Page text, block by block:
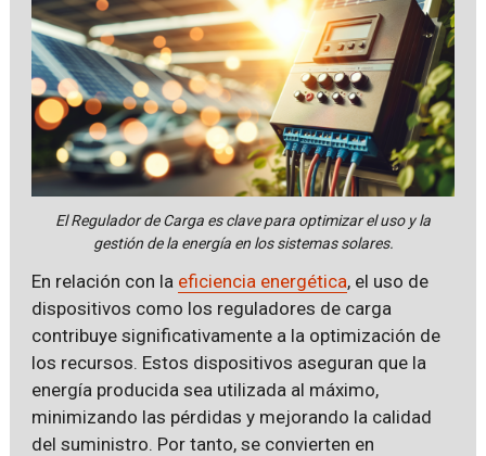
El Regulador de Carga es clave para optimizar el uso y la
gestión de la energía en los sistemas solares.
En relación con la eficiencia energética, el uso de
dispositivos como los reguladores de carga
contribuye significativamente a la optimización de
los recursos. Estos dispositivos aseguran que la
energía producida sea utilizada al máximo,
minimizando las pérdidas y mejorando la calidad
del suministro. Por tanto, se convierten en